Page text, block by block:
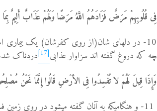
فِی قُلُوبِهِمْ مَرَضٌ فَزَادَهُمُ اللَّهُ مَرَضًا وَلَهُمْ عَذَابٌ أَلِیمٌ بِمَا
چه که دروغ گفته اند سزاوار عذابی[17]
دردناک
وَإِذَا قِیلَ لَهُمْ لا تُفْسِدُوا فِی الأرْضِ قَالُوا إِنَّمَا نَحْنُ